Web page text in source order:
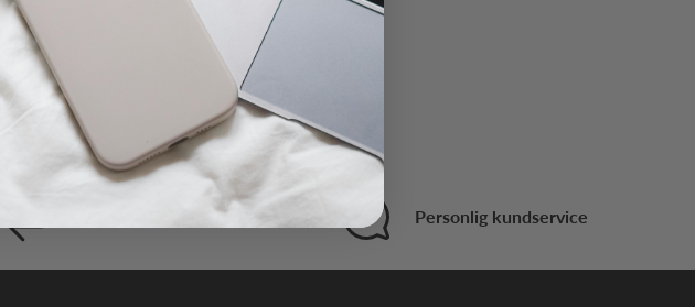
90 dagars öppet köp Personlig kundservice